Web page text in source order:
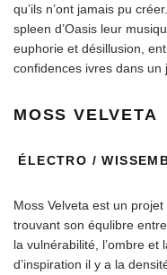
qu’ils n’ont jamais pu
spleen d’Oasis leur
euphorie et désillusion,
confidences ivres dans un
MOSS VELVETA
ÉLECTRO /
Moss Velveta est un
trouvant son équlibre
la vulnérabilité, l’ombre
d’inspiration il y a la